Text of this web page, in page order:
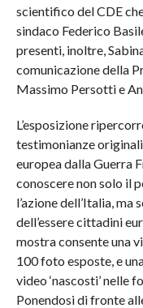
scientifico del CDE
sindaco Federico
presenti, inoltre,
comunicazione della
Massimo Persotti e
L’esposizione
testimonianze
europea dalla Guerra
conoscere non solo il
l’azione dell’Italia,
dell’essere cittadini
mostra consente una
100 foto esposte, e
video ‘nascosti’ nelle
Ponendosi di fronte